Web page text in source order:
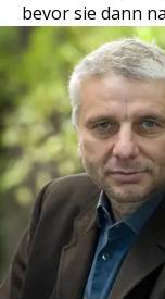
bevor sie dann